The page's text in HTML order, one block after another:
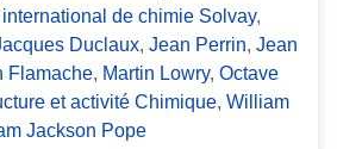
international de chimie Solvay,
Duclaux, Jean Perrin, Jean
Flamache, Martin Lowry, Octave
et activité Chimique, William
Jackson Pope